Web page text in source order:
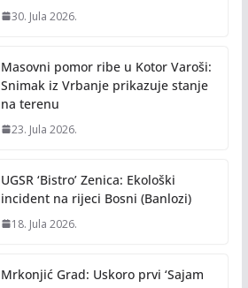
30. Jula 2026.
Masovni pomor ribe u Kotor Varoši:
Snimak iz Vrbanje prikazuje stanje
na terenu
23. Jula 2026.
UGSR ‘Bistro’ Zenica: Ekološki
incident na rijeci Bosni (Banlozi)
18. Jula 2026.
Mrkonjić Grad: Uskoro prvi ‘Sajam